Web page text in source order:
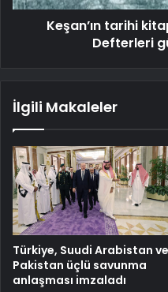
Keşan’ın tarihi
Defterleri
İlgili Makaleler
Türkiye, Suudi Arabistan ve
Pakistan üçlü savunma
anlaşması imzaladı